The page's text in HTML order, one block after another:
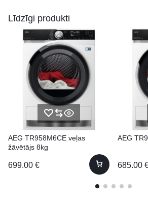
Līdzīgi produkti
AEG TR958M6CE veļas
žāvētājs 8kg
699.00 €
AEG
685.00